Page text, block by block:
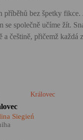
příběhů bez špetky
se společně učíme žít.
a češtině, přičemž
Královec Czech Again!
doopravdy víme o
Kaliningradu?
Siegień